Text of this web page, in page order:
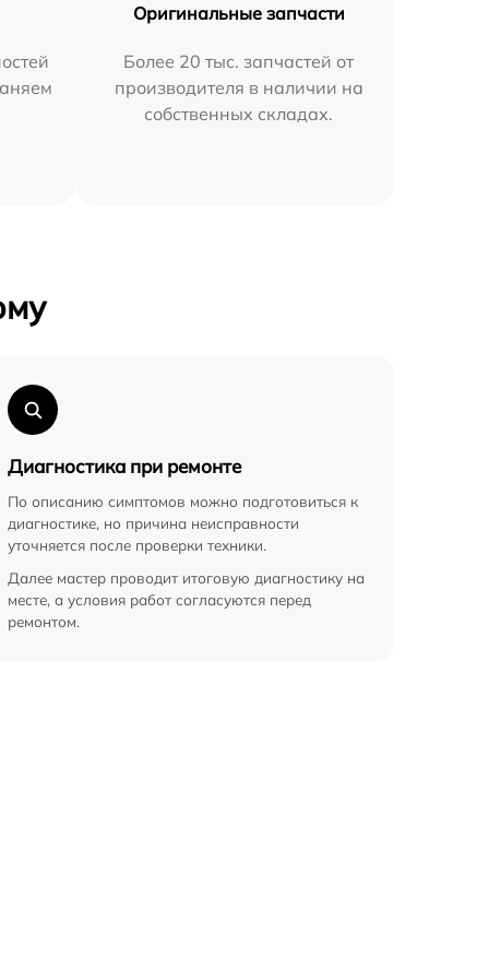
Оригинальные запчасти
Более 20 тыс. запчастей от
производителя в наличии на
собственных складах.
Диагностика при ремонте
По описанию симптомов можно подготовиться к
диагностике, но причина неисправности
уточняется после проверки техники.
Далее мастер проводит итоговую диагностику на
месте, а условия работ согласуются перед
ремонтом.